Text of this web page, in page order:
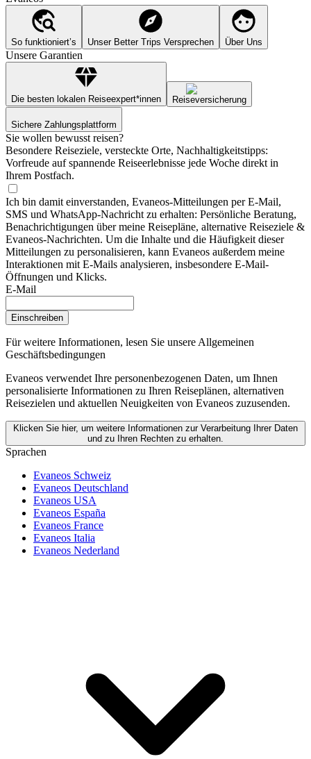
So funktioniert’s Unser Better Trips Versprechen Über Uns
Unsere Garantien
Die besten lokalen Reiseexpert*innen Reiseversicherung
Sichere Zahlungsplattform
Sie wollen bewusst reisen?
Besondere Reiseziele, versteckte Orte, Nachhaltigkeitstipps:
Vorfreude auf spannende Reiseerlebnisse jede Woche direkt in
Ihrem Postfach.
Ich bin damit einverstanden, Evaneos-Mitteilungen per E-Mail,
SMS und WhatsApp-Nachricht zu erhalten: Persönliche Beratung,
Benachrichtigungen über meine Reisepläne, alternative Reiseziele &
Evaneos-Nachrichten. Um die Inhalte und die Häufigkeit dieser
Mitteilungen zu personalisieren, kann Evaneos außerdem meine
Interaktionen mit E-Mails analysieren, insbesondere E-Mail-
Öffnungen und Klicks.
E-Mail
Einschreiben
Für weitere Informationen, lesen Sie unsere Allgemeinen
Geschäftsbedingungen
Evaneos verwendet Ihre personenbezogenen Daten, um Ihnen
personalisierte Informationen zu Ihren Reiseplänen, alternativen
Reisezielen und aktuellen Neuigkeiten von Evaneos zuzusenden.
Klicken Sie hier, um weitere Informationen zur Verarbeitung Ihrer Daten
und zu Ihren Rechten zu erhalten.
Sprachen
Evaneos Schweiz
Evaneos Deutschland
Evaneos USA
Evaneos España
Evaneos France
Evaneos Italia
Evaneos Nederland